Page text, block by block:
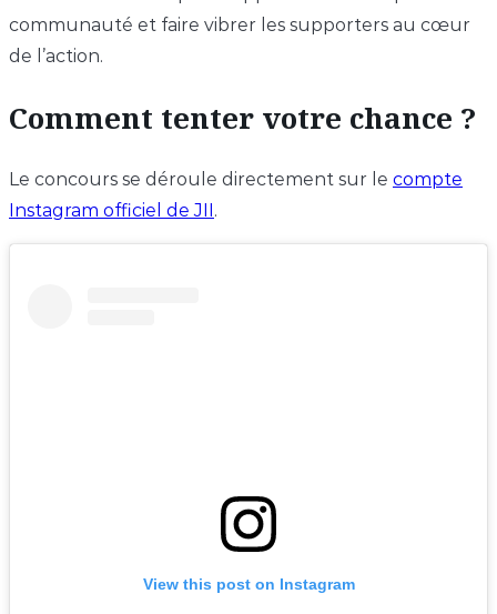
communauté et faire vibrer les supporters au cœur
de l’action.
Comment tenter votre chance ?
Le concours se déroule directement sur le compte
Instagram officiel de JII.
View this post on Instagram